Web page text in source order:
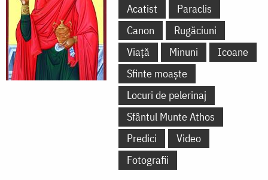
Acatist
Paraclis
Canon
Rugăciuni
Viață
Minuni
Icoane
Sfinte moaște
Locuri de pelerinaj
Sfântul Munte Athos
Predici
Video
Fotografii